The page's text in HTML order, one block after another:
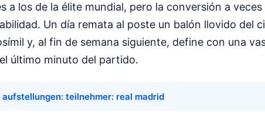
a los de la élite mundial, pero la conversión a
Un día remata al poste un balón llovido del
y, al fin de semana siguiente, define con una
último minuto del partido.
aufstellungen: teilnehmer: real madrid